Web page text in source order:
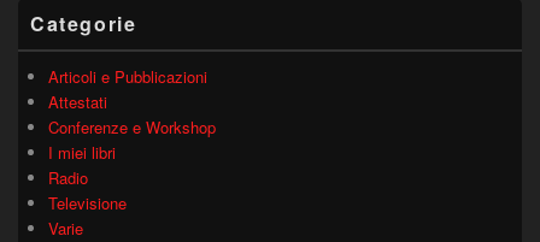
Categorie
Articoli e Pubblicazioni
Attestati
Conferenze e Workshop
I miei libri
Radio
Televisione
Varie